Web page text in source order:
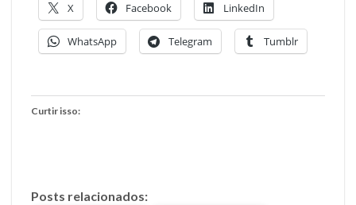
X Facebook LinkedIn
WhatsApp Telegram Tumblr
Curtir isso:
Posts relacionados: